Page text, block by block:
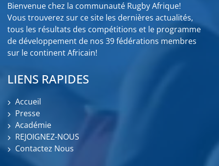
Bienvenue chez la communauté Rugby Afrique!
Vous trouverez sur ce site les dernières actualités,
tous les résultats des compétitions et le programme
de développement de nos 39 fédérations membres
sur le continent Africain!
LIENS RAPIDES
Accueil
Presse
Académie
REJOIGNEZ-NOUS
Contactez Nous